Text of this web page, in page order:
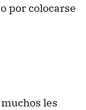
por colocarse
les